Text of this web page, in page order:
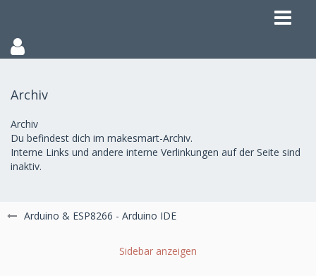
Archiv
Archiv
Du befindest dich im makesmart-Archiv.
Interne Links und andere interne Verlinkungen auf der Seite sind
inaktiv.
Arduino & ESP8266 - Arduino IDE